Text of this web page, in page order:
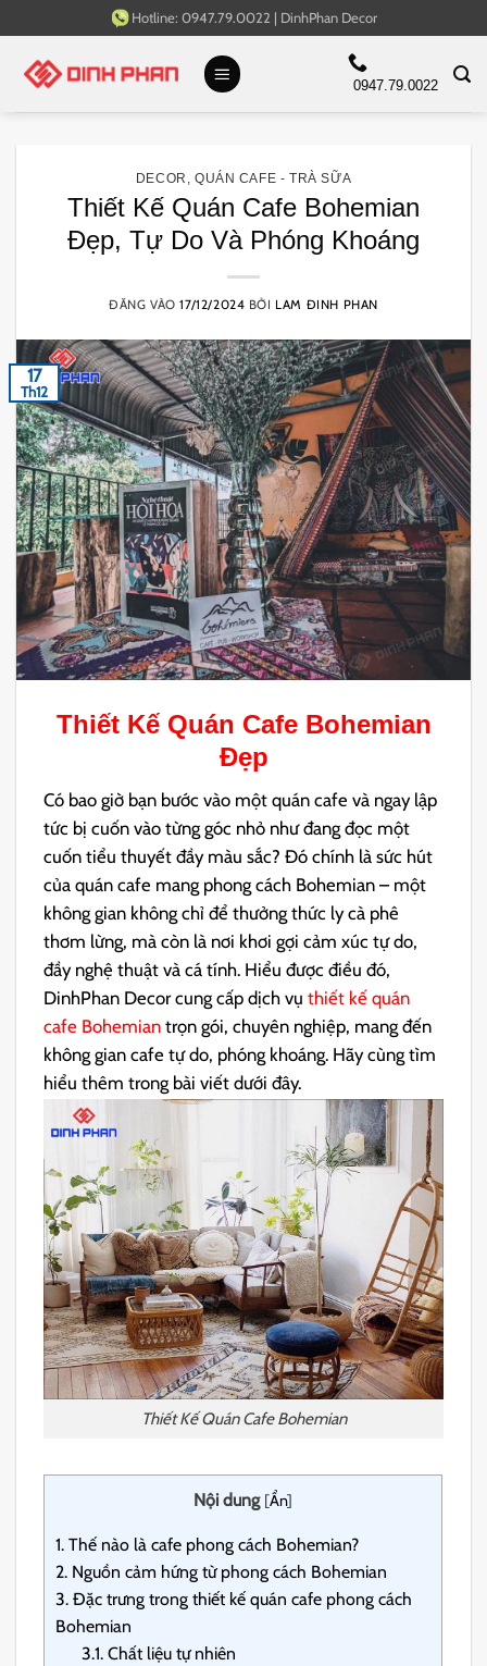
qua
Hotline: 0947.79.0022 | DinhPhan Decor
0947.79.0022
DECOR QUÁN CAFE - TRÀ SỮA
Thiết Kế Quán Cafe Bohemian
Đẹp, Tự Do Và Phóng Khoáng
ĐĂNG VÀO17/12/2024 BỞI LAM ĐINH PHAN
17
Th12
Thiết Kế Quán Cafe Bohemian
Đẹp
Có bao giờ bạn bước vào một quán cafe và ngay lập
tức bị cuốn vào từng góc nhỏ như đang đọc một
cuốn tiểu thuyết đầy màu sắc? Đó chính là sức hút
của quán cafe mang phong cách Bohemian – một
không gian không chỉ để thưởng thức ly cà phê
thơm lừng, mà còn là nơi khơi gợi cảm xúc tự do,
đầy nghệ thuật và cá tính. Hiểu được điều đó,
DinhPhan Decor cung cấp dịch vụthiết kế quán
cafe Bohemian trọn gói, chuyên nghiệp, mang đến
không gian cafe tự do, phóng khoáng. Hãy cùng tìm
hiểu thêm trong bài viết dưới đây.
Thiết Kế Quán Cafe Bohemian
Nội dung [Ẩn]
1. Thế nào là cafe phong cách Bohemian?
2. Nguồn cảm hứng từ phong cách Bohemian
3. Đặc trưng trong thiết kế quán cafe phong cách
Bohemian
3.1. Chất liệu tự nhiên